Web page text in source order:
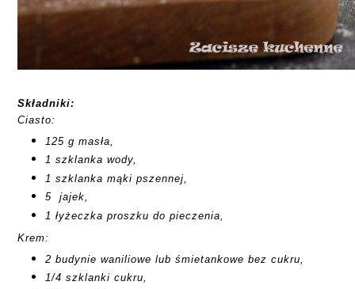
Składniki:
Ciasto:
125 g masła,
1 szklanka wody,
1 szklanka mąki pszennej,
5 jajek,
1 łyżeczka proszku do pieczenia,
Krem:
2 budynie waniliowe lub śmietankowe bez cukru,
1/4 szklanki cukru,